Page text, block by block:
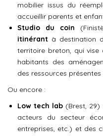
mobilier issus du
accueillir parents et
Studio du coin
itinérant à destination
territoire breton, qui
habitants des
des ressources présentes
Ou encore :
Low tech lab (Brest,
acteurs du secteur
entreprises, etc.) et des